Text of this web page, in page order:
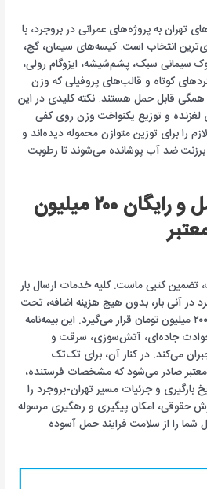
تهران به پروژه‌های عمرانی در بروجرد، با
انتخاب است. کیسه‌های سیمان، گچ،
سیمانی سبک، پشم‌شیشه، ایزوگام رولی،
کوتاه و قالب‌های پروفیلی که وزن
فراتر نرود، همگی قابل حمل هستند. نکته کلیدی در این
و توزیع یکنواخت وزن روی کفی
را برای توزین متوازن محموله دیده‌اند و
ضد آب پوشانده می‌شوند تا رطوبت
ارائه بیمه‌نامه کامل و رایگان ۲۰۰ میلیون
تضمین کتبی ماست. کلیه خدمات ارسال بار
در آنی بار، بدون هیچ هزینه اضافه، تحت
پوشش بیمه‌نامه کامل تا سقف ۲۰۰ میلیون تومان قرار می‌گیرد. این بیمه‌نامه
جاده‌ای، آتش‌سوزی، سرقت و
می‌کند. در کنار آن، برای تک‌تک
صادر می‌شود که مشخصات فرستنده،
بارگیری و جزئیات مسیر تهران-بروجرد را
حقوقی، امکان پیگیری و رهگیری مرسوله
شما را از سلامت فرایند حمل آسوده